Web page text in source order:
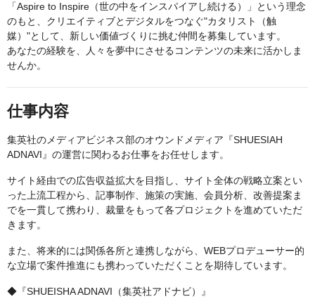
「Aspire to Inspire（世の中をインスパイアし続ける）」という理念
のもと、クリエイティブとデジタルをつなぐ"カタリスト（触
媒）"として、新しい価値づくりに挑む仲間を募集しています。
あなたの経験を、人々を夢中にさせるコンテンツの未来に活かしま
せんか。
仕事内容
集英社のメディアビジネス部のオウンドメディア『SHUESIAH
ADNAVI』の運営に関わるお仕事をお任せします。
サイト経由での広告収益拡大を目指し、サイト全体の戦略立案とい
った上流工程から、記事制作、施策の実施、会員分析、改善提案ま
でを一貫して携わり、裁量をもって各プロジェクトを進めていただ
きます。
また、将来的には関係各所と連携しながら、WEBプロデューサー的
な立場で案件推進にも携わっていただくことを期待しています。
◆『SHUEISHA ADNAVI（集英社アドナビ）』